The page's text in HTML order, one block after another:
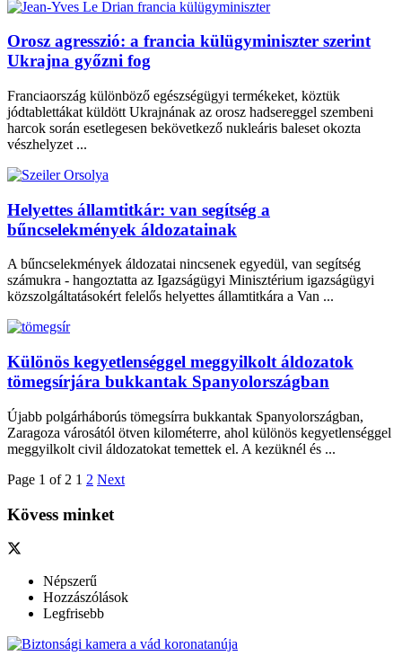
Orosz agresszió: a francia külügyminiszter szerint
Ukrajna győzni fog
Franciaország különböző egészségügyi termékeket, köztük
jódtablettákat küldött Ukrajnának az orosz hadsereggel szembeni
harcok során esetlegesen bekövetkező nukleáris baleset okozta
vészhelyzet ...
Helyettes államtitkár: van segítség a
bűncselekmények áldozatainak
A bűncselekmények áldozatai nincsenek egyedül, van segítség
számukra - hangoztatta az Igazságügyi Minisztérium igazságügyi
közszolgáltatásokért felelős helyettes államtitkára a Van ...
Különös kegyetlenséggel meggyilkolt áldozatok
tömegsírjára bukkantak Spanyolországban
Újabb polgárháborús tömegsírra bukkantak Spanyolországban,
Zaragoza városától ötven kilométerre, ahol különös kegyetlenséggel
meggyilkolt civil áldozatokat temettek el. A kezüknél és ...
Page 1 of 2 1 2 Next
Kövess minket
Népszerű
Hozzászólások
Legfrisebb